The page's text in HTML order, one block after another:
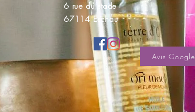
6 rue du stade
67114 Eschau
Avis Google